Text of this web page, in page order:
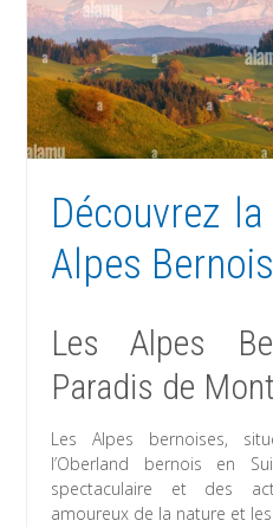
Découvrez
Alpes
Les Alpes
Paradis de
Les Alpes bernoises,
l’Oberland bernois en
spectaculaire et des
amoureux de la nature et